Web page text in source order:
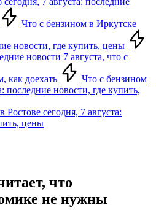
Что с бензином в Иркутске
новости, где купить, цены
новости 7 августа, что с
как доехать
Что с бензином
последние новости, где купить,
Ростове сегодня, 7 августа:
цены
что
не нужны